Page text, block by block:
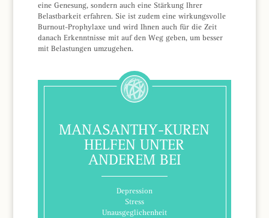
eine Genesung, sondern auch eine Stärkung Ihrer
Belastbarkeit erfahren. Sie ist zudem eine wirkungsvolle
Burnout-Prophylaxe und wird Ihnen auch für die Zeit
danach Erkenntnisse mit auf den Weg geben, um besser
mit Belastungen umzugehen.
MANASANTHY-KUREN
HELFEN UNTER
ANDEREM BEI
Depression
Stress
Unausgeglichenheit